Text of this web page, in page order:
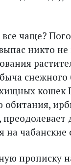
чаще?
никто
снежного
кошек
на
прописку